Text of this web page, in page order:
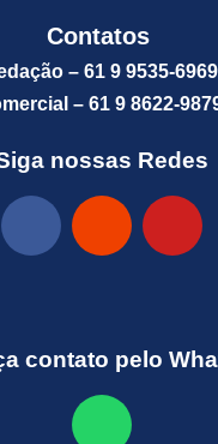
Contatos
– 61 9 9535-6969
– 61 9 8622-
nossas Redes
contato pelo